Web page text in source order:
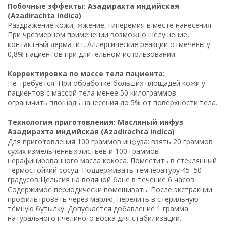
Побочные эффекты: Азадирахта индийская
(Azadirachta indica)
Раздражение кожи, жжение, гиперемия в месте нанесения.
При чрезмерном применении возможно шелушение,
контактный дерматит. Аллергические реакции отмечены у
0,8% пациентов при длительном использовании.
Корректировка по массе тела пациента:
Не требуется. При обработке больших площадей кожи у
пациентов с массой тела менее 50 килограммов —
ограничить площадь нанесения до 5% от поверхности тела.
Технология приготовления: Масляный инфуз
Азадирахта индийская (Azadirachta indica)
Для приготовления 100 граммов инфуза: взять 20 граммов
сухих измельчённых листьев и 100 граммов
нерафинированного масла кокоса. Поместить в стеклянный
термостойкий сосуд. Поддерживать температуру 45–50
градусов Цельсия на водяной бане в течение 6 часов.
Содержимое периодически помешивать. После экстракции
профильтровать через марлю, перелить в стерильную
тёмную бутылку. Допускается добавление 1 грамма
натурального пчелиного воска для стабилизации.